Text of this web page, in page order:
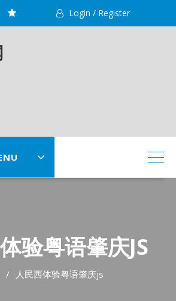
Login / Register
验粤语肇庆JS
人民西体验粤语肇庆js